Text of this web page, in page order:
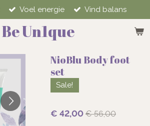
Be Un1que
Voel energie Vind balans
NioBlu Body foot
set
Sale!
€ 42,00 € 56,00